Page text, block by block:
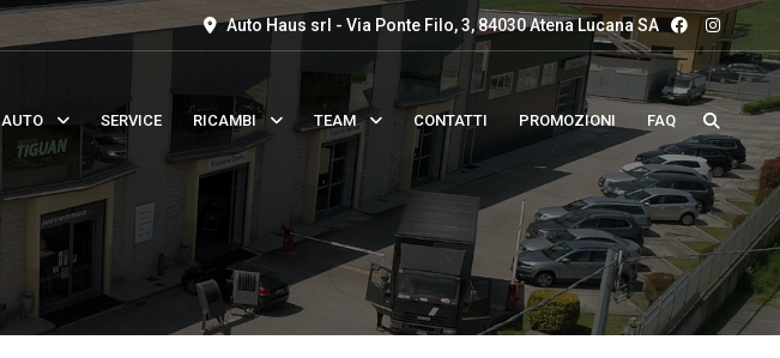
Auto Haus srl - Via Ponte Filo, 3, 84030 Atena Lucana SA
AUTO SERVICE RICAMBI TEAM CONTATTI PROMOZIONI FAQ